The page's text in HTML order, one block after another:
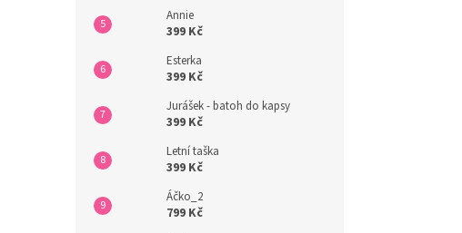
Annie
399 Kč
Esterka
399 Kč
Jurášek - batoh do kapsy
399 Kč
Letní taška
399 Kč
Áčko_2
799 Kč